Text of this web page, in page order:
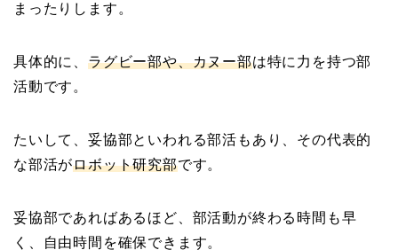
まったりします。
具体的に、 ラグビー部や、カヌー部は特に力を持つ部
活動です。
たいして、妥協部といわれる部活もあり、その代表的
な部活がロボット研究部です。
妥協部であればあるほど、部活動が終わる時間も早
く、自由時間を確保できます。